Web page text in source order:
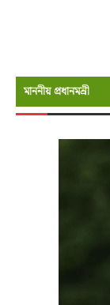
মাননীয় প্রধানমন্রী